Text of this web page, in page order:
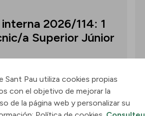
2026/114: 1
a Superior Júnior
per a un/a T4A - Tècnic/a
al grup Neurobiologia de
Sant Pau utiliza cookies propias
con el objetivo de mejorar la
de la página web y personalizar su